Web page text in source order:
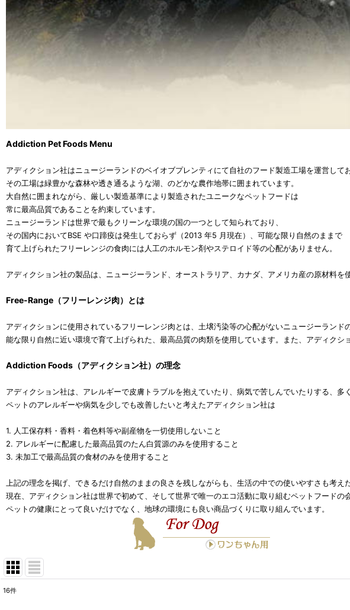
Addiction Pet Foods Menu
アディクション社はニュージーランドのベイオブプレンティにて自社のフード製造工場を運営してお
その工場は緑豊かな森林や透き通るような湖、のどかな農作地帯に囲まれています。
大自然に囲まれながら、厳しい製造基準により製造されたユニークなペットフードは
常に最高品質であることを約束しています。
ニュージーランドは世界で最もクリーンな環境の国の一つとして知られており、
その国内においてBSE や口蹄疫は発生しておらず（2013 年5 月現在）、可能な限り自然のままで
育て上げられたフリーレンジの食肉には人工のホルモン剤やステロイド等の心配がありません。
アディクション社の製品は、ニュージーランド、オーストラリア、カナダ、アメリカ産の原材料を
Free-Range（フリーレンジ肉）とは
アディクションに使用されているフリーレンジ肉とは、土壌汚染等の心配がないニュージーラン
能な限り自然に近い環境で育て上げられた、最高品質の肉類を使用しています。また、アディク
Addiction Foods（アディクション社）の理念
アディクション社は、アレルギーで皮膚トラブルを抱えていたり、病気で苦しんでいたりする、
ペットのアレルギーや病気を少しでも改善したいと考えたアディクション社は
1. 人工保存料・香料・着色料等や副産物を一切使用しないこと
2. アレルギーに配慮した最高品質のたん白質源のみを使用すること
3. 未加工で最高品質の食材のみを使用すること
上記の理念を掲げ、できるだけ自然のままの良さを残しながらも、生活の中での使いやすさも考え
現在、アディクション社は世界で初めて、そして世界で唯一のエコ活動に取り組むペットフードの
ペットの健康にとって良いだけでなく、地球の環境にも良い商品づくりに取り組んでいます。
16件